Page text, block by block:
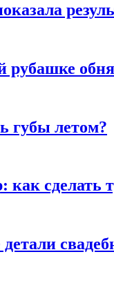
рубашке
губы летом?
сделать